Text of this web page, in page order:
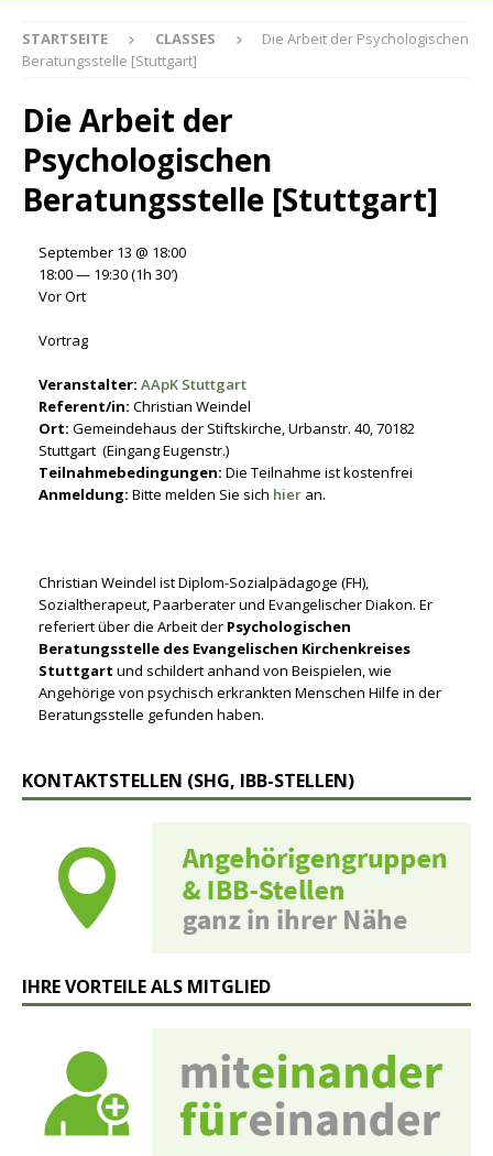
STARTSEITE CLASSES
Die Arbeit der Psychologischen
Beratungsstelle [Stuttgart]
Die Arbeit der
Psychologischen
Beratungsstelle [Stuttgart]
Veranstalter: AApK Stuttgart
Referent/in: Christian Weindel
Ort: Gemeindehaus der Stiftskirche, Urbanstr. 40, 70182
Stuttgart (Eingang Eugenstr.)
Teilnahmebedingungen: Die Teilnahme ist kostenfrei
Anmeldung: Bitte melden Sie sich hier an.
Christian Weindel ist Diplom-Sozialpädagoge (FH),
Sozialtherapeut, Paarberater und Evangelischer Diakon. Er
referiert über die Arbeit der Psychologischen
Beratungsstelle des Evangelischen Kirchenkreises
Stuttgart und schildert anhand von Beispielen, wie
Angehörige von psychisch erkrankten Menschen Hilfe in der
Beratungsstelle gefunden haben.
September 13 @ 18:00
18:00 — 19:30(1h 30′)
Vor Ort
Vortrag
KONTAKTSTELLEN (SHG, IBB-STELLEN)
IHRE VORTEILE ALS MITGLIED